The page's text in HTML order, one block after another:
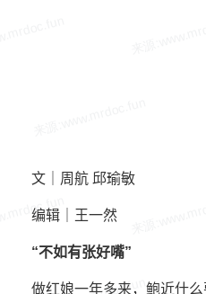
文｜周航 邱瑜敏
编辑｜王一然
“不如有张好嘴”
做红娘一年多来，鲍近什